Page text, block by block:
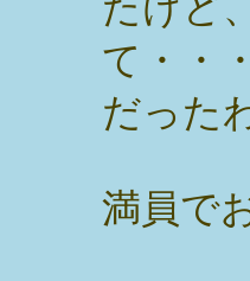
て・・
だった
満員で